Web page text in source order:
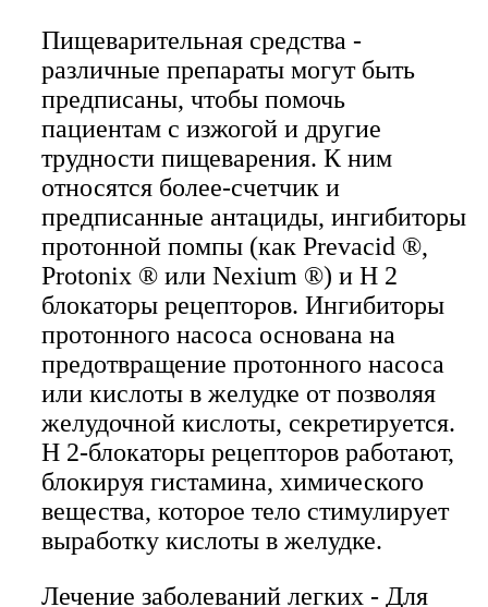
Пищеварительная средства -
различные препараты могут быть
предписаны, чтобы помочь
пациентам с изжогой и другие
трудности пищеварения. К ним
относятся более-счетчик и
предписанные антациды, ингибиторы
протонной помпы (как Prevacid ®,
Protonix ® или Nexium ®) и Н 2
блокаторы рецепторов. Ингибиторы
протонного насоса основана на
предотвращение протонного насоса
или кислоты в желудке от позволяя
желудочной кислоты, секретируется.
Н 2-блокаторы рецепторов работают,
блокируя гистамина, химического
вещества, которое тело стимулирует
выработку кислоты в желудке.
Лечение заболеваний легких - Для